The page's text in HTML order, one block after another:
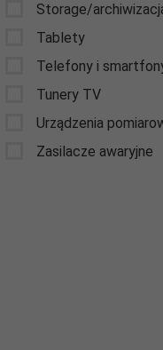
Storage/
Tablety
Telefony i
Tunery TV
Urządzenia
Zasilacze awaryjne